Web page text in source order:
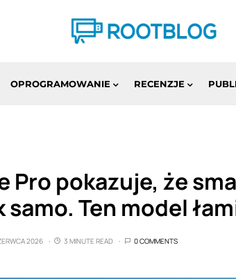
OPROGRAMOWANIE RECENZJE
Pro pokazuje, że
Ten model
2026 3 MINUTE READ 0 COMMENTS